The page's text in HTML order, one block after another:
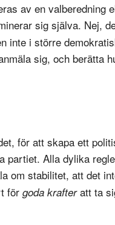
av en valberedning
sig själva. Nej,
inte i större
sig, och berätta
för att skapa ett
Alla dylika
om stabilitet, att det
för goda krafteratt ta